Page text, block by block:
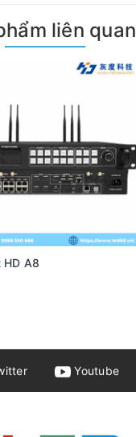
liên quan
A8
Youtube